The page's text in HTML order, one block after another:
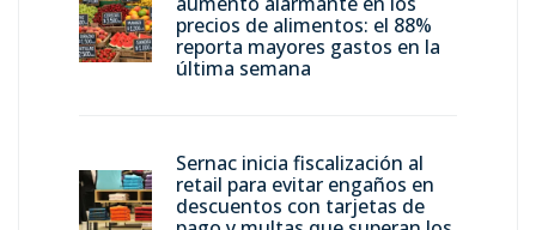
precios de alimentos: el 88%
reporta mayores gastos en la
última semana
Sernac inicia fiscalización al
retail para evitar engaños en
descuentos con tarjetas de